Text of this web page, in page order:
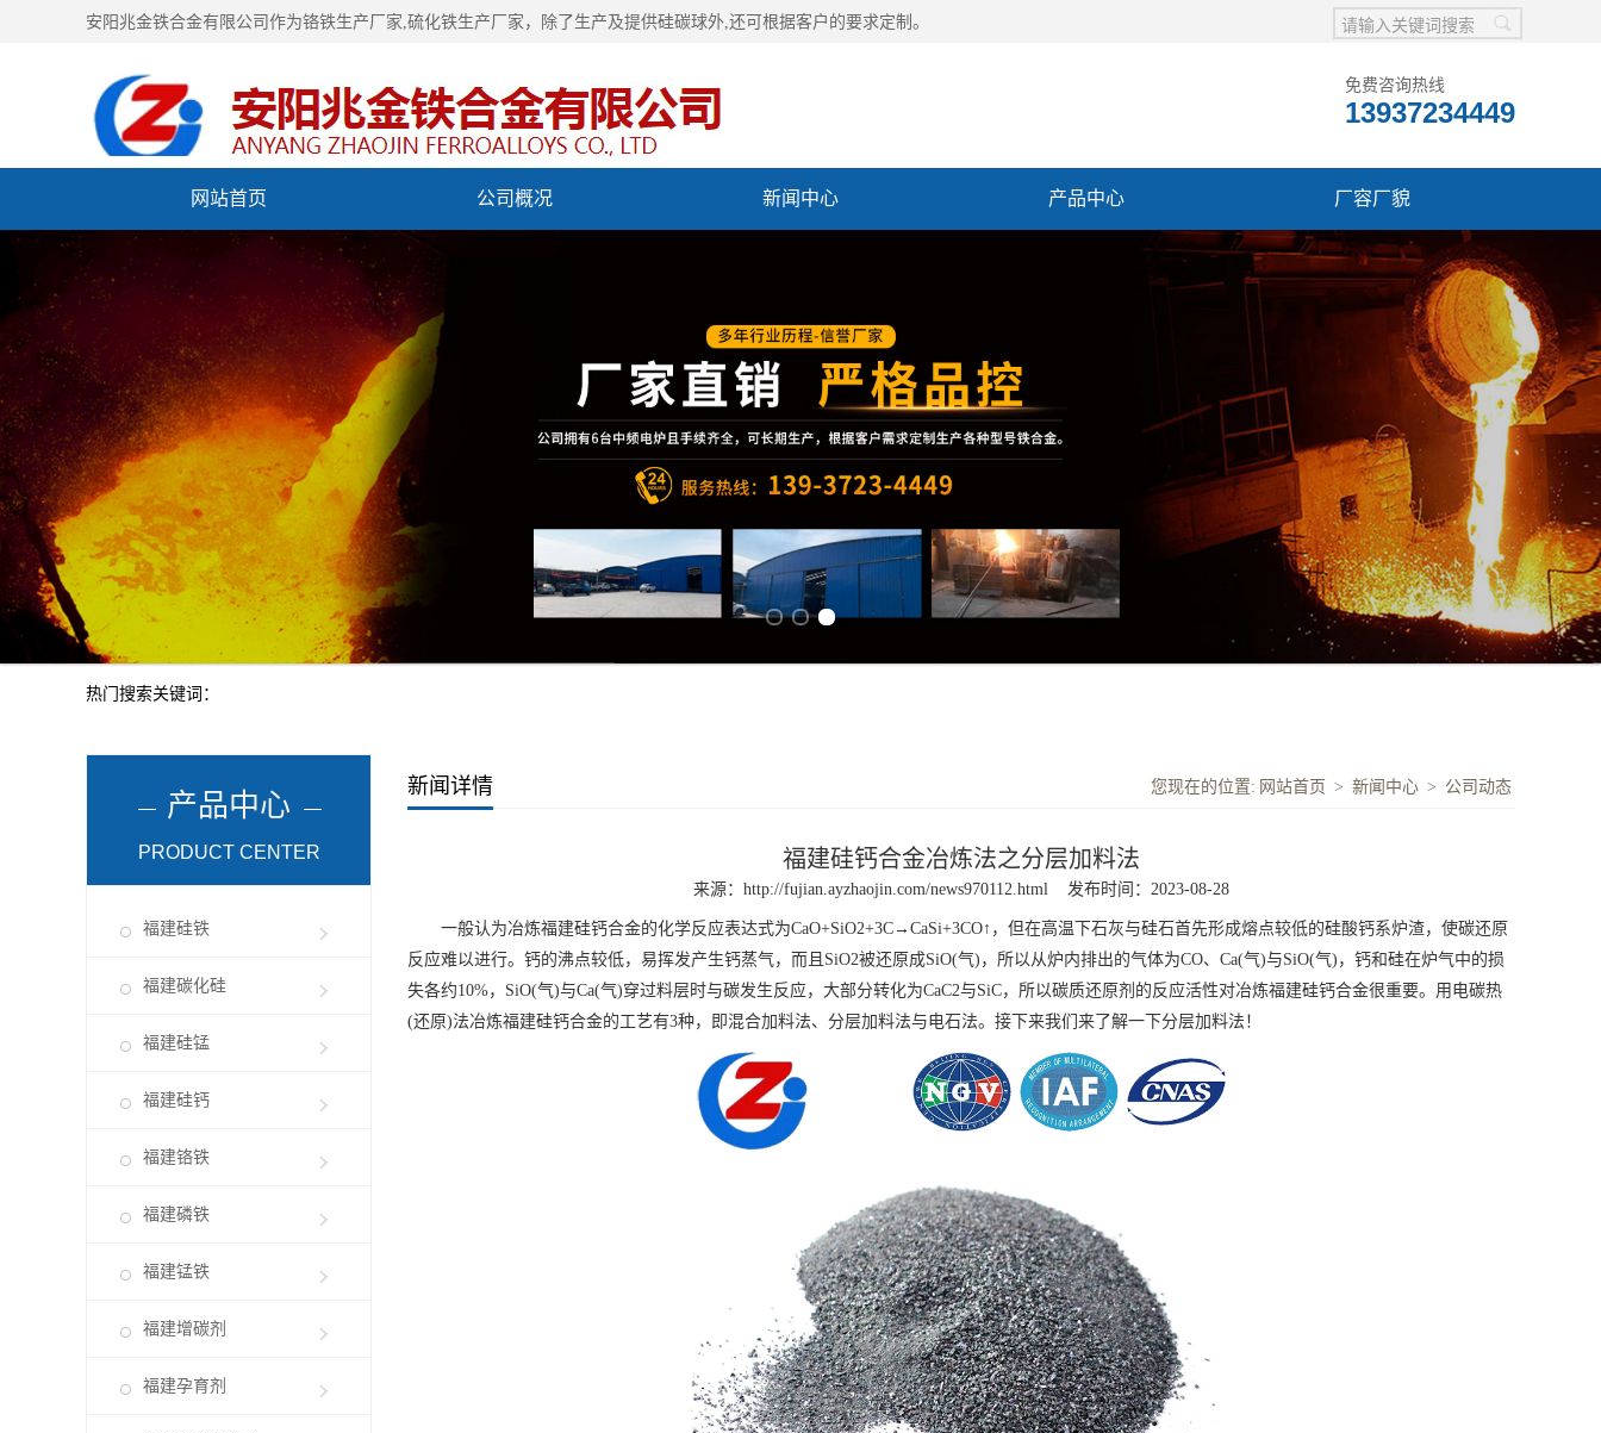
安阳兆金铁合金有限公司作为铬铁生产厂家,硫化铁生产厂家，除了生产及提供硅碳球外,还可根据客户的要求定制。
免费咨询热线
13937234449
网站首页 公司概况 新闻中心 产品中心 厂容厂貌
视频中心
热门搜索关键词：
产品中心
PRODUCT CENTER
福建硅铁
福建碳化硅
福建硅锰
福建硅钙
福建铬铁
福建磷铁
福建锰铁
福建增碳剂
福建孕育剂
新闻详情 您现在的位置: 网站首页 > 新闻中心 > 公司动态
福建硅钙合金冶炼法之分层加料法
来源： http://fujian.ayzhaojin.com/news970112.html 发布时间：2023-08-28
一般认为冶炼福建硅钙合金的化学反应表达式为CaO+SiO2+3C→CaSi+3CO↑，但在高温下石灰与硅石首先形成熔点较低的硅酸钙系炉渣，使碳还原
反应难以进行。钙的沸点较低，易挥发产生钙蒸气，而且SiO2被还原成SiO(气)，所以从炉内排出的气体为CO、Ca(气)与SiO(气)，钙和硅在炉气中的损
失各约10%，SiO(气)与Ca(气)穿过料层时与碳发生反应，大部分转化为CaC2与SiC，所以碳质还原剂的反应活性对冶炼福建硅钙合金很重要。用电碳热
(还原)法冶炼福建硅钙合金的工艺有3种，即混合加料法、分层加料法与电石法。接下来我们来了解一下分层加料法！